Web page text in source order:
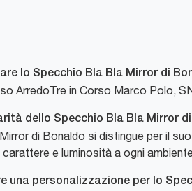
lo Specchio Bla Bla Mirror di
ArredoTre in Corso Marco Polo,
dello Specchio Bla Bla Mirror
di Bonaldo si distingue per il
e luminosità a ogni
una personalizzazione per lo